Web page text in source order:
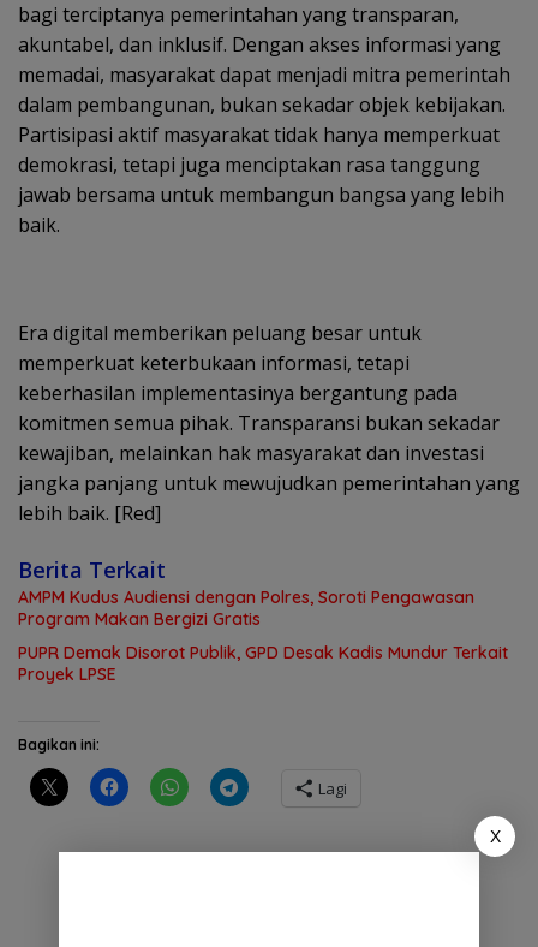
bagi terciptanya pemerintahan yang transparan,
akuntabel, dan inklusif. Dengan akses informasi yang
memadai, masyarakat dapat menjadi mitra pemerintah
dalam pembangunan, bukan sekadar objek kebijakan.
Partisipasi aktif masyarakat tidak hanya memperkuat
demokrasi, tetapi juga menciptakan rasa tanggung
jawab bersama untuk membangun bangsa yang lebih
baik.
Era digital memberikan peluang besar untuk
memperkuat keterbukaan informasi, tetapi
keberhasilan implementasinya bergantung pada
komitmen semua pihak. Transparansi bukan sekadar
kewajiban, melainkan hak masyarakat dan investasi
jangka panjang untuk mewujudkan pemerintahan yang
lebih baik. [Red]
Berita Terkait
AMPM Kudus Audiensi dengan Polres, Soroti Pengawasan
Program Makan Bergizi Gratis
PUPR Demak Disorot Publik, GPD Desak Kadis Mundur Terkait
Proyek LPSE
Bagikan ini:
Lagi
X